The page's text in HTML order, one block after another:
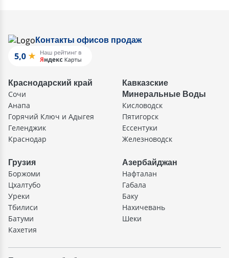
Контакты офисов продаж
Краснодарский край
Сочи
Анапа
Горячий Ключ и Адыгея
Геленджик
Краснодар
Кавказские
Минеральные Воды
Кисловодск
Пятигорск
Ессентуки
Железноводск
Грузия
Боржоми
Цхалтубо
Уреки
Тбилиси
Батуми
Кахетия
Азербайджан
Нафталан
Габала
Баку
Нахичевань
Шеки